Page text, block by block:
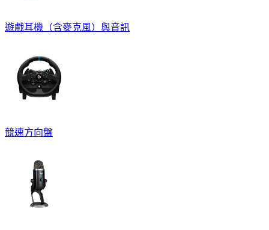
遊戲耳機（含麥克風）與音訊
競速方向盤